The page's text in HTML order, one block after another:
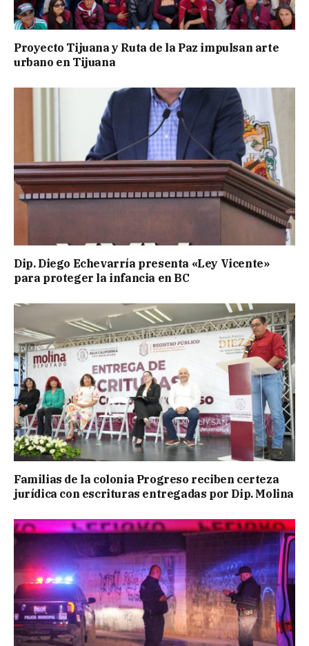
Proyecto Tijuana y Ruta de la Paz impulsan arte
urbano en Tijuana
Dip. Diego Echevarría presenta «Ley Vicente»
para proteger la infancia en BC
Familias de la colonia Progreso reciben certeza
jurídica con escrituras entregadas por Dip. Molina